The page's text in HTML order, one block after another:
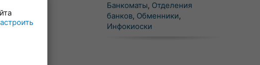
Банкоматы, Отделения
банков, Обменники,
Инфокиоски